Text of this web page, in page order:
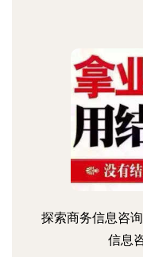
探索商务信息咨
信息